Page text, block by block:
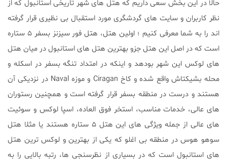
حالا در این بخش سعی داریم که هتل های شهر تاریخی استانبول که از
نظر کاربران و سایت های گردشگری مورد استقبال بی نظیری قرار گرفته
اند را به شما معرفی کنیم ؛ اولین هتل، هتل فور سیزنز بسفر ۵ ستاره
است که در اصل این هتل جزو بهترین هتل های استانبول در میان هتل
‌های لوکس این شهر بودهد و اینکه در امتداد تنگه بسفر در اسکله و
محله بشیکتاش واقع شده و کاخ Ciragan و موزه Naval در نزدیکی آن
هستند و درست در منطقه‌ بسفر قرار گرفته است و همچنین رستوران‌
های عالی، خدمات مناسب، استخر فوق ‌العاده، اسپا لوکس و سوئیت
‌های عالی از جمله ویژگی‌ های این هتل ۵ ستاره هستند یا مثلا هتل
سوهو هوس در منطقه بی اغلو که یکی از بهترین و لوکس ‌ترین‌ هتل
‌های استانبول است که در بسیاری از نظرسنجی ‌ها، رتبه بالایی را به